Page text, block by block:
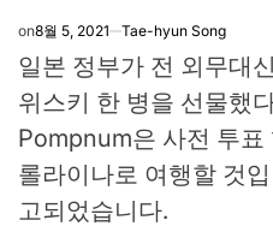
on8월 5, 2021 Tae-hyun Song
일본 정부가 전 외무대
위스키 한 병을 선물했
Pompnum은 사전 투표
롤라이나로 여행할 것
고되었습니다.